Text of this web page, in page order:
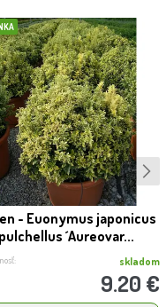
- Euonymus japonicus
pulchellus ´Aureovar...
skladom
9.20 €